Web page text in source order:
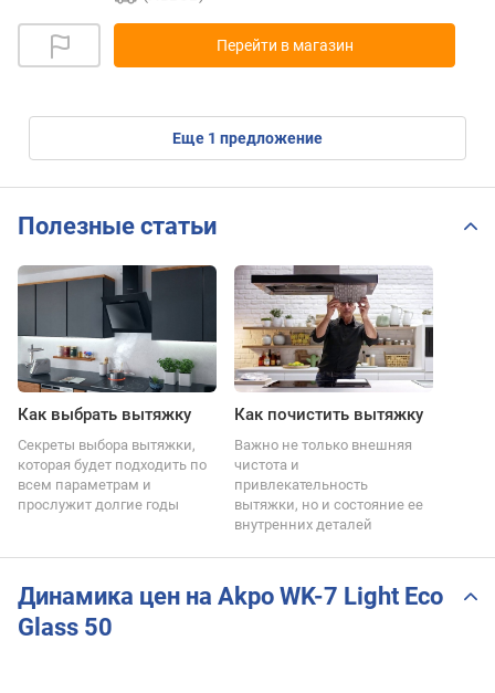
Перейти в магазин
eще 1 предложение
Полезные статьи
Как выбрать вытяжку
Секреты выбора вытяжки,
которая будет подходить по
всем параметрам и
прослужит долгие годы
Как почистить вытяжку
Важно не только внешняя
чистота и
привлекательность
вытяжки, но и состояние ее
внутренних деталей
Динамика цен на Akpo WK-7 Light Eco
Glass 50